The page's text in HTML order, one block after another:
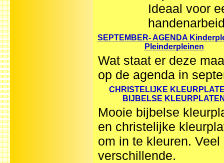
Ideaal voor
SEPTEMBER- AGENDA
Pleinderpleinen
Wat staat er deze
op de agenda in
CHRISTELIJKE
BIJBELSE
Mooie bijbelse
en christelijke
om in te kleuren. Veel
verschillende.